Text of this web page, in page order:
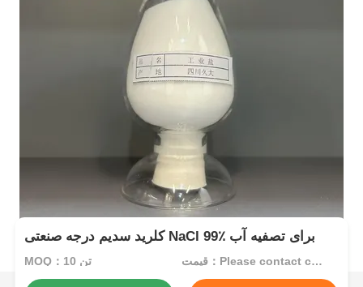
کلرید سدیم درجه صنعتی NaCl 99٪ برای تصفیه آب
MOQ：10 تن قیمت：Please contact customer service